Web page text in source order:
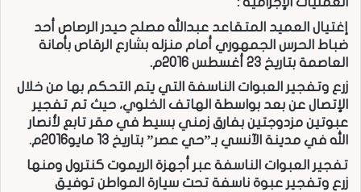
إغتيال العميد المتقاعد عبدالله مصلح حيدر الرصاص أحد
ضباط الحرس الجمهوري أمام منزله بشارع الرقاص بأمانة
العاصمة بتاريخ 23 أغسطس 2016م.
زرع وتفجير العبوات الناسفة التي يتم التحكم بها من خلال
الإتصال عن بعد بواسطة الهاتف الخلوي، حيث تم تفجير
عبوتين مزدوجتين بفارق زمني بسيط في مقر تابع لأنصار
الله في مدينة الآنسي بـ”حي عصر” بتاريخ 13 مايو2016م.
تفجير العبوات الناسفة عبر أجهزة الريموت كنترول ومنها
زرع وتفجير عبوة ناسفة تحت سيارة المواطن توفيق